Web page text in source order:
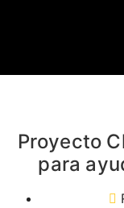
Proyecto
para